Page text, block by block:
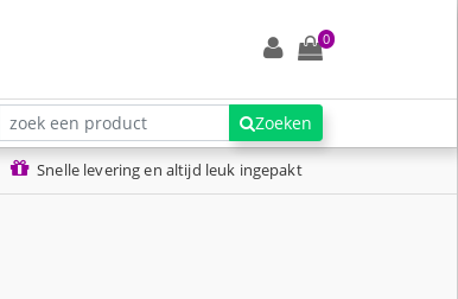
0
Zoeken
Snelle levering en altijd leuk ingepakt